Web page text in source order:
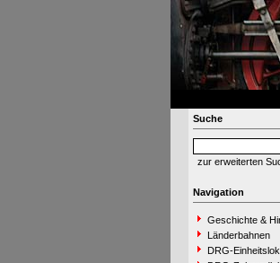
Suche
zur erweiterten
Navigation
Geschichte &
Länderbahnen
DRG-